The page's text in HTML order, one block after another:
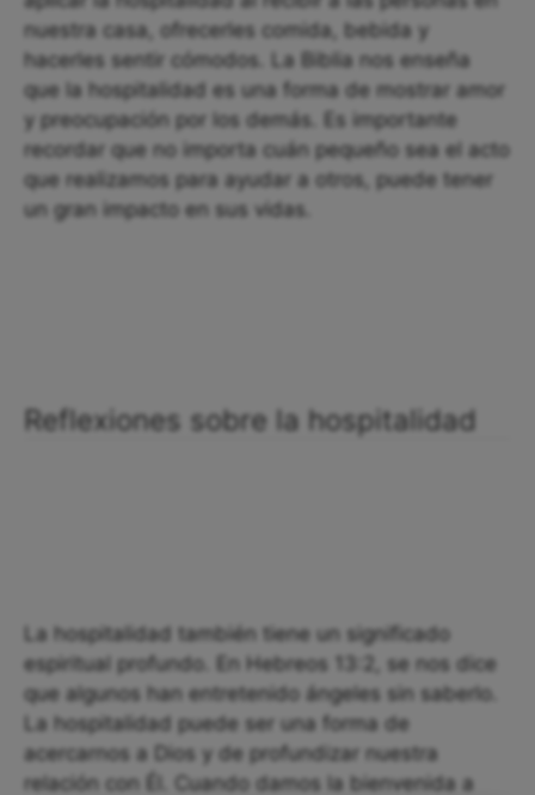
nuestra casa, ofrecerles comida, bebida y
hacerles sentir cómodos. La Biblia nos enseña
que la hospitalidad es una forma de mostrar amor
y preocupación por los demás. Es importante
recordar que no importa cuán pequeño sea el acto
que realizamos para ayudar a otros, puede tener
un gran impacto en sus vidas.
Reflexiones sobre la hospitalidad
La hospitalidad también tiene un significado
espiritual profundo. En Hebreos 13:2, se nos dice
que algunos han entretenido ángeles sin saberlo.
La hospitalidad puede ser una forma de
acercarnos a Dios y de profundizar nuestra
relación con Él. Cuando damos la bienvenida a